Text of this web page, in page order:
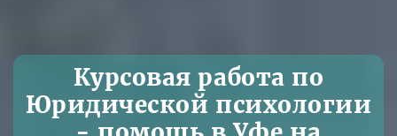
Курсовая работа по
Юридической психологии